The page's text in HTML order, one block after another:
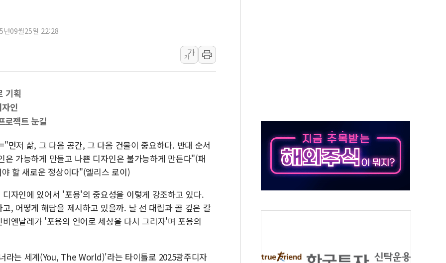
연일 폭염에 온열질환 사망 23명…정부, 비상대응기구 가동
中 전방위 아파트 부양, 수도 베이징도 부동산 규제 철폐
폭염에 車 운전면허 기능시험 오전 집중 편성…체감온도 38도 넘으면 중단
년09월25일 22:28
가
가
기획
인
로젝트 눈길
먼저 삶, 그 다음 공간, 그 다음 건물이 중요하다. 반대 순서
가능하게 만들고 나쁜 디자인은 불가능하게 만든다"(패
할 새로운 정상이다"(엘리스 로이)
자인에 있어서 '포용'의 중요성을 이렇게 강조하고 있다.
, 어떻게 해답을 제시하고 있을까. 날 선 대립과 골 깊은 갈
엔날레가 '포용의 언어로 세상을 다시 그리자'며 포용의
라는 세계(You, The World)'라는 타이틀로 2025광주디자